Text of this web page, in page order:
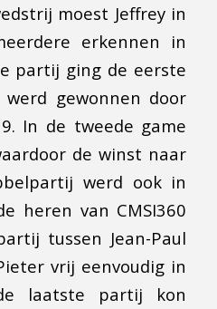
moest Jeffrey in
erkennen in
partij ging de eerste
gewonnen door
In de tweede game
de winst naar
werd ook in
heren van CMSI360
tussen Jean-Paul
vrij eenvoudig in
laatste partij kon